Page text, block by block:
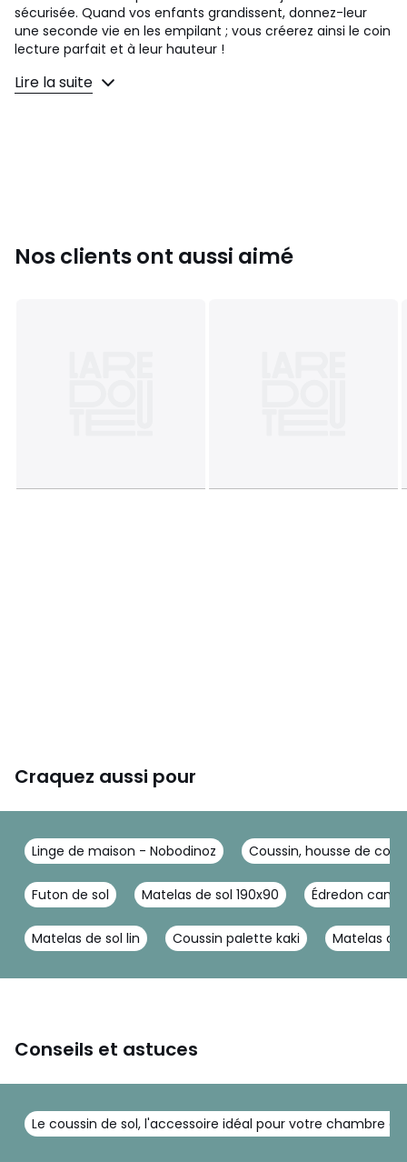
sécurisée. Quand vos enfants grandissent, donnez-leur
une seconde vie en les empilant ; vous créerez ainsi le coin
lecture parfait et à leur hauteur !
• Dimensions : 120 x 60 x 4 cm
• Eco-velvet issu de fibres textiles recyclées
Revêtement : 100% velours de polyester recyclé; Doublure :
Lire la suite
Nos clients ont aussi aimé
Craquez aussi pour
Linge de maison - Nobodinoz Coussin, housse de
Futon de sol Matelas de sol 190x90 Édredon
Matelas de sol lin Coussin palette kaki Matelas de
Conseils et astuces
Le coussin de sol, l'accessoire idéal pour votre chambre